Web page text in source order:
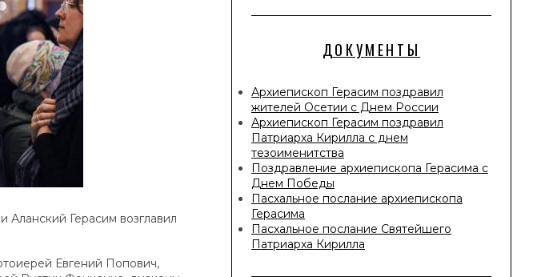
ДОКУМЕНТЫ
Архиепископ Герасим поздравил
жителей Осетии с Днем России
Архиепископ Герасим поздравил
Патриарха Кирилла с днем
тезоименитства
Поздравление архиепископа Герасима с
Днем Победы
Пасхальное послание архиепископа
Герасима
Пасхальное послание Святейшего
Патриарха Кирилла
Аланский Герасим возглавил
Евгений Попович,